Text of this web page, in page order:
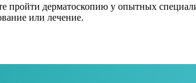
дерматоскопию у опытных
или лечение.